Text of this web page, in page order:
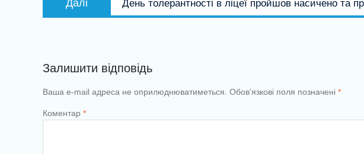
Далі
запис:
День толерантності в ліцеї пройшов насичено та
Залишити відповідь
Ваша e-mail адреса не оприлюднюватиметься. Обов’язкові поля позначені *
Коментар *